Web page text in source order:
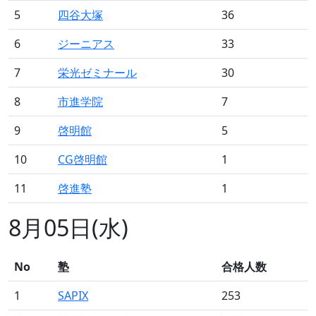
5
四谷大塚
36
6
ジーニアス
33
7
栄光ゼミナール
30
8
市進学院
7
9
啓明館
5
10
CG啓明館
1
11
啓進塾 1
8月05日(水)
No 塾
合格人数
1
SAPIX
253